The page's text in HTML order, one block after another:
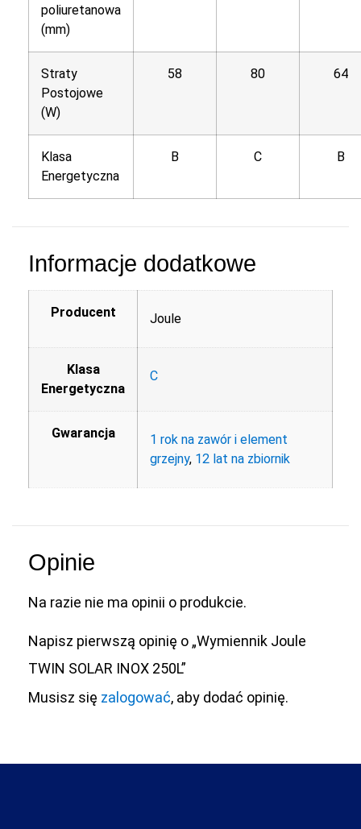
poliuretanowa
(mm)
Straty
Postojowe
(W)
58 80 64
Klasa
Energetyczna
B C B
Informacje dodatkowe
Producent Joule
Klasa
Energetyczna
C
Gwarancja
1 rok na zawór i element
grzejny, 12 lat na zbiornik
Opinie
Na razie nie ma opinii o produkcie.
Napisz pierwszą opinię o „Wymiennik Joule
TWIN SOLAR INOX 250L”
Musisz się zalogować, aby dodać opinię.